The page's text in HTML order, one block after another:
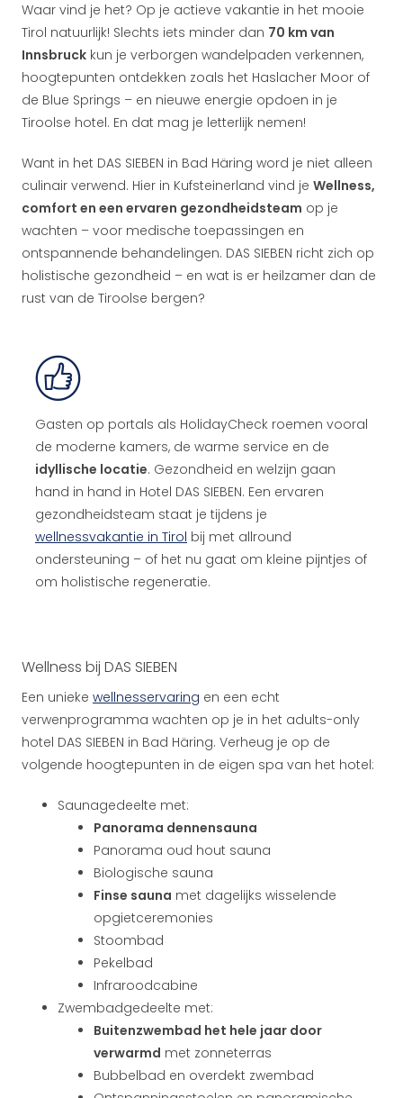
Waar vind je het? Op je actieve vakantie in het mooie
Tirol natuurlijk! Slechts iets minder dan 70 km van
Innsbruck kun je verborgen wandelpaden verkennen,
hoogtepunten ontdekken zoals het Haslacher Moor of
de Blue Springs – en nieuwe energie opdoen in je
Tiroolse hotel. En dat mag je letterlijk nemen!
Want in het DAS SIEBEN in Bad Häring word je niet alleen
culinair verwend. Hier in Kufsteinerland vind je Wellness,
comfort en een ervaren gezondheidsteam op je
wachten – voor medische toepassingen en
ontspannende behandelingen. DAS SIEBEN richt zich op
holistische gezondheid – en wat is er heilzamer dan de
rust van de Tiroolse bergen?
Gasten op portals als HolidayCheck roemen vooral
de moderne kamers, de warme service en de
idyllische locatie. Gezondheid en welzijn gaan
hand in hand in Hotel DAS SIEBEN. Een ervaren
gezondheidsteam staat je tijdens je
wellnessvakantie in Tirol bij met allround
ondersteuning – of het nu gaat om kleine pijntjes of
om holistische regeneratie.
Wellness bij DAS SIEBEN
Een unieke wellnesservaring en een echt
verwenprogramma wachten op je in het adults-only
hotel DAS SIEBEN in Bad Häring. Verheug je op de
volgende hoogtepunten in de eigen spa van het hotel:
Saunagedeelte met:
Panorama dennensauna
Panorama oud hout sauna
Biologische sauna
Finse sauna met dagelijks wisselende
opgietceremonies
Stoombad
Pekelbad
Infraroodcabine
Zwembadgedeelte met:
Buitenzwembad het hele jaar door
verwarmd met zonneterras
Bubbelbad en overdekt zwembad